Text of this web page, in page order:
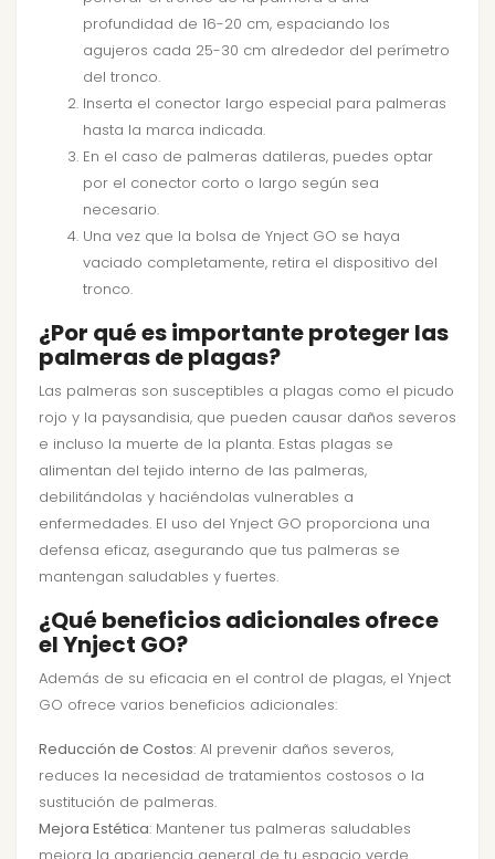
profundidad de 16-20 cm, espaciando los
agujeros cada 25-30 cm alrededor del perímetro
del tronco.
Inserta el conector largo especial para palmeras
hasta la marca indicada.
En el caso de palmeras datileras, puedes optar
por el conector corto o largo según sea
necesario.
Una vez que la bolsa de Ynject GO se haya
vaciado completamente, retira el dispositivo del
tronco.
¿Por qué es importante proteger las
palmeras de plagas?
Las palmeras son susceptibles a plagas como el picudo
rojo y la paysandisia, que pueden causar daños severos
e incluso la muerte de la planta. Estas plagas se
alimentan del tejido interno de las palmeras,
debilitándolas y haciéndolas vulnerables a
enfermedades. El uso del Ynject GO proporciona una
defensa eficaz, asegurando que tus palmeras se
mantengan saludables y fuertes.
¿Qué beneficios adicionales ofrece
el Ynject GO?
Además de su eficacia en el control de plagas, el Ynject
GO ofrece varios beneficios adicionales:
Reducción de Costos: Al prevenir daños severos,
reduces la necesidad de tratamientos costosos o la
sustitución de palmeras.
Mejora Estética: Mantener tus palmeras saludables